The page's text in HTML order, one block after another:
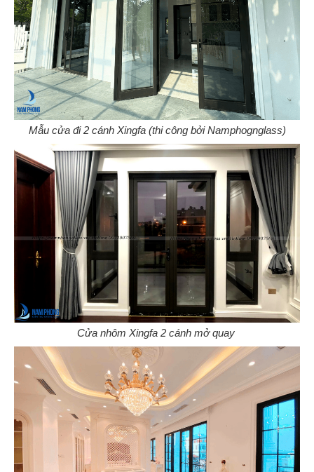
Mẫu cửa đi 2 cánh Xingfa (thi công bởi Namphognglass)
Cửa nhôm Xingfa 2 cánh mở quay